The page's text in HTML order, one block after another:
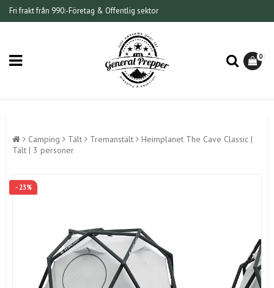
Fri frakt från 990:-Företag & Offentlig sektor
0
Camping Tält Tremanstält
Heimplanet The Cave Classic |
Tält | 3 personer
- 23%